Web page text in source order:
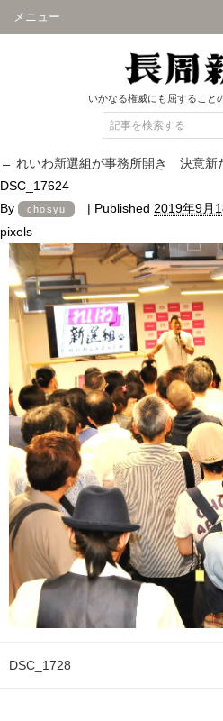
メニュー
いかなる権威にも屈すること
← れいわ新選組が事務所開き 決意新
DSC_17624
By
chosyu | Published 2019年9月
pixels
DSC_1728